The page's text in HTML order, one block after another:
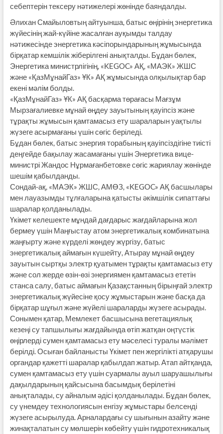
себептерін тексеру нәтижелері жөнінде баяндалды.
Әлихан Смайыловтың айтуынша, батыс өңірінің энергетика
жүйесінің жай-күйіне жасалған ауқымды талдау
нәтижесінде энергетика кәсіпорындарының жұмысында
бірқатар кемшілік жіберілгені анықталды. Бұдан бөлек,
Энергетика министрлігінің, «KEGOC» АҚ, «МАЭК» ЖШС
және «ҚазМұнайГаз» ҰК» АҚ жұмысында олқылықтар бар
екені мәлім болды.
«ҚазМұнайГаз» ҰК» АҚ басқарма төрағасы Мағзұм
Мырзағалиевке мұнай өңдеу зауытының қауіпсіз және
тұрақты жұмысын қамтамасыз ету шараларын уақтылы
жүзеге асырмағаны үшін сөгіс беріледі.
Бұдан бөлек, батыс энергия торабының қауіпсіздігіне тиісті
деңгейде бақылау жасамағаны үшін Энергетика вице-
министрі Жандос Нұрмағанбетовке сөгіс жариялау жөнінде
шешім қабылданды.
Сондай-ақ, «МАЭК» ЖШС, АМӨЗ, «KEGOC» АҚ басшылары
мен лауазымды тұлғаларына қатысты әкімшілік сипаттағы
шаралар қолданылады.
Үкімет келешекте мұндай дағ­дарыс жағдайларына жол
бермеу үшін Маңғыстау атом энергетикалық комбинатына
жаңғырту және күрделі жөндеу жүргізу, батыс
энергетикалық аймағын күшейту, Атырау мұнай өңдеу
зауытын сыртқы электр қуаты­мен тұрақты қамтамасыз ету
және сол жерде өзін-өзі энергиямен қамта­масыз ететін
станса салу, батыс аймағын Қазақстанның бірыңғай электр
энергетикалық жүйесіне қосу жұмыстарын және басқа да
бірқатар шұғыл және жүйелі шараларды жүзеге асырады.
Сонымен қатар, Мемлекет бас­шы­сына вегетациялық
кезеңі су тап­шылығы жағдайында өтіп жатқан оңтүстік
өңірлерді сумен қамтамасыз ету мәселесі туралы мәлімет
берілді. Осыған байланысты Үкімет пен жергілікті атқарушы
органдар қажетті шаралар қабылдап жатыр. Атап айтқанда,
сумен қамтамасыз ету үшін суармалы ауыл шаруашылығы
дақылдарының қайсысына басымдық берілетіні
анықталады, су айналым әдісі қолданылады. Бұдан бөлек,
су үнемдеу технологиясын енгізу жұмыс­тары белсенді
жүзеге асырылуда. Арналардағы су шығынын азайту және
жинақ­талатын су мөлшерін көбейту үшін гидротехникалық